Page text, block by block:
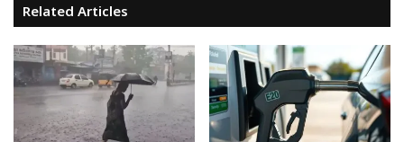
Related Articles